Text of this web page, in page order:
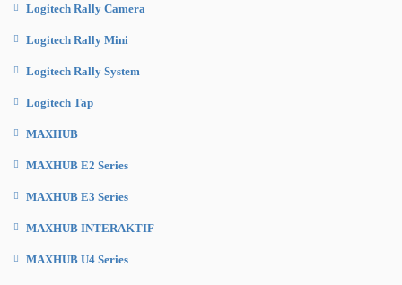
Logitech Rally Camera
Logitech Rally Mini
Logitech Rally System
Logitech Tap
MAXHUB
MAXHUB E2 Series
MAXHUB E3 Series
MAXHUB INTERAKTIF
MAXHUB U4 Series